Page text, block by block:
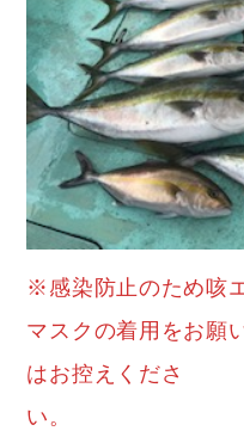
※感染防止のため咳
マスクの着用をお願
はお控えくださ
い。 ま